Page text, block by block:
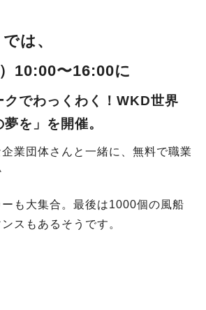
では、
10:00〜16:00に
クでわっくわく！WKD世界
を」 を開催。
業団体さんと一緒に、無料で職業
も大集合。最後は1000個の風船
スもあるそうです。